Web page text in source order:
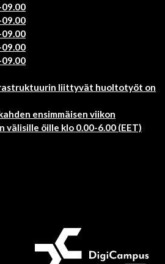
liittyvät huoltotyöt on
ensimmäisen viikon
välisille öille klo 0.00-6.00 (EET)